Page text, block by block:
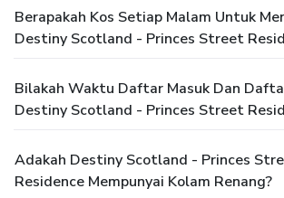
Berapakah Kos Setiap Malam Untuk
Destiny Scotland - Princes Street
Bilakah Waktu Daftar Masuk Dan
Destiny Scotland - Princes Street
Adakah Destiny Scotland - Princes
Residence Mempunyai Kolam Renang?